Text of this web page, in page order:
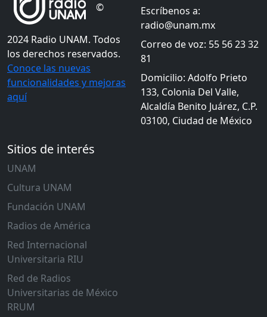
©
2024 Radio UNAM. Todos
los derechos reservados.
Conoce las nuevas
funcionalidades y mejoras
aquí
Escríbenos a:
radio@unam.mx
Correo de voz: 55 56 23 32
81
Domicilio: Adolfo Prieto
133, Colonia Del Valle,
Alcaldía Benito Juárez, C.P.
03100, Ciudad de México
Sitios de interés
UNAM
Cultura UNAM
Fundación UNAM
Radios de América
Red Internacional
Universitaria RIU
Red de Radios
Universitarias de México
RRUM